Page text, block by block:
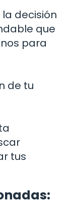
decisión
que
para
de tu
tus